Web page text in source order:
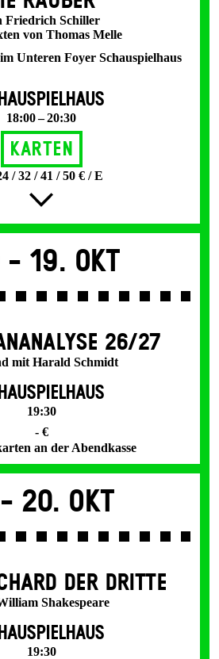
Friedrich Schiller
von Thomas Melle
Unteren Foyer Schauspielhaus
18:00 – 20:30
Karten
/ 32 / 41 / 50 € / E
- 19. Okt
26/27
mit Harald Schmidt
19:30
- €
an der Abendkasse
20. Okt
DER DRITTE
Shakespeare
19:30